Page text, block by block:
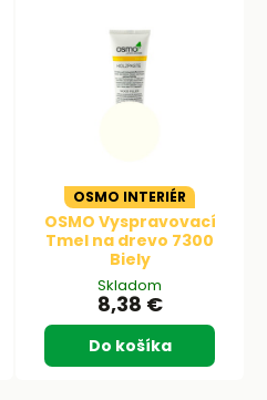
OSMO INTERIÉR
OSMO Vyspravovací
Tmel na drevo 7300
Biely
Skladom
8,38 €
Do košíka